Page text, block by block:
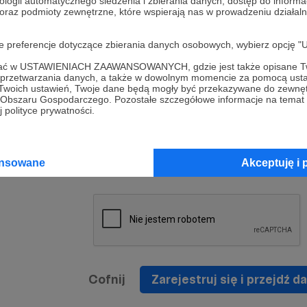
podmioty zewnętrzne, które wspierają nas w prowadzeniu
dotyczące zbierania danych osobowych, wybierz opcję
w USTAWIENIACH ZAAWANSOWANYCH, gdzie jest także opisane
danych, a także w dowolnym momencie za pomocą
ustawień, Twoje dane będą mogły być przekazywane do
Gospodarczego. Pozostałe szczegółowe informacje na
prywatności.
Akceptuję i
prawo
na
Politykę Prywatności
* Wyrażam zgodę na przetwarzanie moich danych
osobowych podanych w formularzu rejestracyjnym
prawidłowego świadczenia usług serwisu Patronite.
informacji handlowych - newslettera. Opcja ta może
Cofnij Zarejestruj się i przejdź